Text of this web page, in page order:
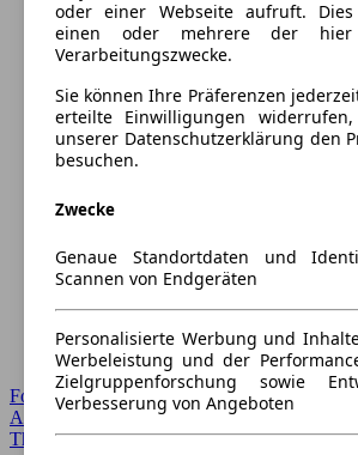
Forum Startseite
Alle Auto-Foren
Themen-Forum
oder einer Webseite aufruft.
einen oder mehrere der hier
Verarbeitungszwecke.
Sie können Ihre Präferenzen
erteilte Einwilligungen
unserer Datenschutzerklärung den
besuchen.
Zwecke
Genaue Standortdaten und
Scannen von Endgeräten
Personalisierte Werbung und
Werbeleistung und der
Zielgruppenforschung sowie
Verbesserung von Angeboten